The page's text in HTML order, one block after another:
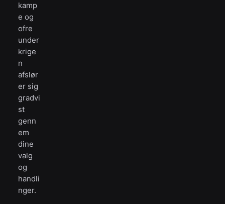
kamp
e og
ofre
under
krige
n
afslør
er sig
gradvi
st
genn
em
dine
valg
og
handli
nger.